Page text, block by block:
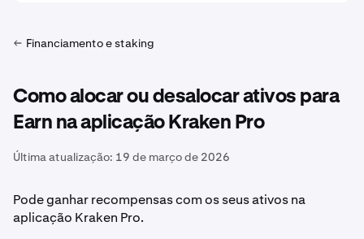
Financiamento e staking
Como alocar ou desalocar ativos para
Earn na aplicação Kraken Pro
Última atualização: 19 de março de 2026
Pode ganhar recompensas com os seus ativos na
aplicação Kraken Pro.